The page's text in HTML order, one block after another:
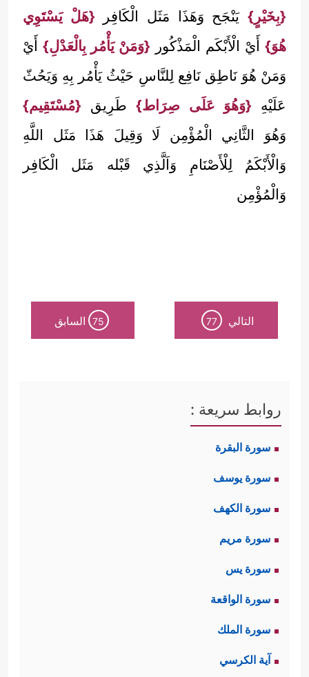
{بِخَيْرٍ}يَنْجَح وَهَذَا مَثَل الْكَافِر {هَلْ يَسْتَوِي
هُوَ} أَيْ الْأَبْكَم الْمَذْكُور {وَمَنْ يَأْمُر بِالْعَدْلِ} أَيْ
وَمَنْ هُوَ نَاطِق نَافِع لِلنَّاسِ حَيْثُ يَأْمُر بِهِ وَيَحُثّ
عَلَيْهِ {وَهُوَ عَلَى صِرَاط}طَرِيق {مُسْتَقِيم}
وَهُوَ الثَّانِي الْمُؤْمِن لَا وَقِيلَ هَذَا مَثَل اللَّهِ
وَالْأَبْكَمُ لِلْأَصْنَامِ وَاَلَّذِي قَبْله مَثَل الْكَافِر
وَالْمُؤْمِن
التالي 77
75 السابق
روابط سريعة :
سورة البقرة
سورة يوسف
سورة الكهف
سورة مريم
سورة يس
سورة الواقعة
سورة الملك
آية الكرسي